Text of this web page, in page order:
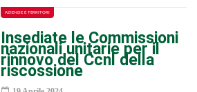
AZIENDE E TERRITORI
Insediate le Commissioni
nazionali unitarie per il
rinnovo del Ccnl della
riscossione